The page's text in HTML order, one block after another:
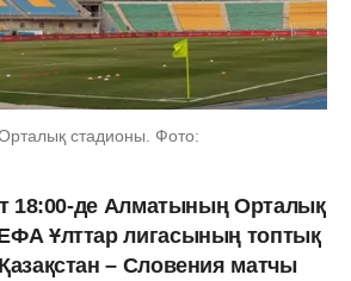
стадионы. Фото:
18:00-де Алматының Орталық
Ұлттар лигасының топтық
– Словения матчы